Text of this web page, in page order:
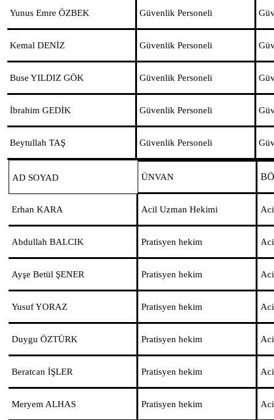
Yunus Emre ÖZBEK Güvenlik Personeli
Kemal DENİZ Güvenlik Personeli
Buse YILDIZ GÖK Güvenlik Personeli
İbrahim GEDİK Güvenlik Personeli
Beytullah TAŞ Güvenlik Personeli
AD SOYAD ÜNVAN
Erhan KARA Acil Uzman Hekimi
Abdullah BALCIK Pratisyen hekim
Ayşe Betül ŞENER Pratisyen hekim
Yusuf YORAZ Pratisyen hekim
Duygu ÖZTÜRK Pratisyen hekim
Beratcan İŞLER Pratisyen hekim
Meryem ALHAS Pratisyen hekim